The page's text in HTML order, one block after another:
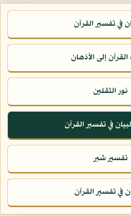
في تفسير القرآن
إلى الأذهان
نور الثقلين
في تفسير القرآن
تفسير شبر
في تفسير القرآن